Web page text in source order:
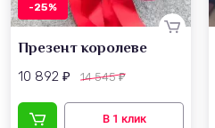
-25%
Презент королеве
10 892 ₽ 14 545₽